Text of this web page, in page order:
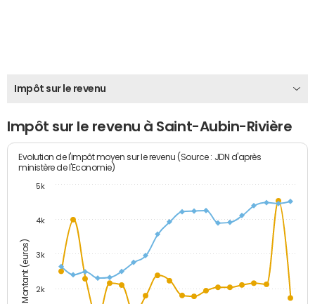
Impôt sur le revenu
Impôt sur le revenu à Saint-Aubin-Rivière
Montant (euros)
Evolution de l'impôt moyen sur le revenu (Source : JDN d'après
ministère de l'Economie)
2k
3k
4k
5k